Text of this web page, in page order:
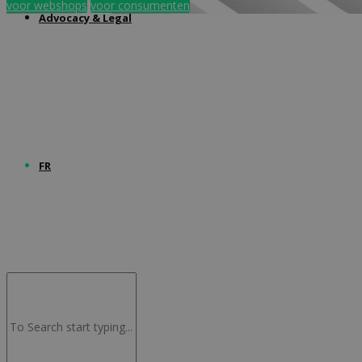
Advocacy & Legal
FR
voor webshops voor consumenten